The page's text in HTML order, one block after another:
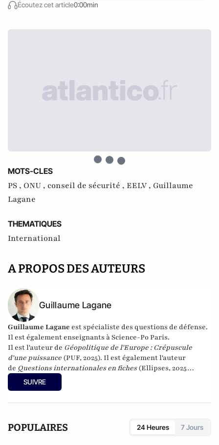
Écoutez cet article0:00min
MOTS-CLES
PS , ONU , conseil de sécurité , EELV , Guillaume
Lagane
THEMATIQUES
International
A PROPOS DES AUTEURS
Guillaume Lagane
Guillaume Lagane est spécialiste des questions de défense.
Il est également enseignants à Science-Po Paris.
Il est l'auteur de Géopolitique de l'Europe : Crépuscule
d'une puissance (PUF, 2025). Il est également l'auteur
de Questions internationales en fiches (Ellipses, 2025
(cinquième édition)) et de
internationales(Ellipses 2016).
SUIVRE
POPULAIRES 24 Heures 7 Jours